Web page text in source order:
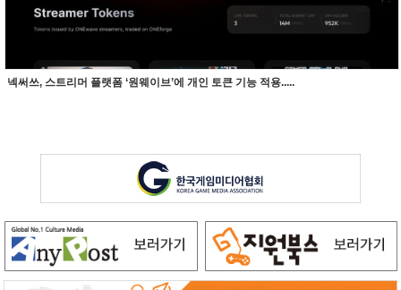
넥써쓰, 스트리머 플랫폼 ‘원웨이브’에 개인 토큰 기능 적용.....